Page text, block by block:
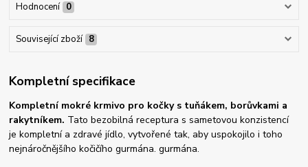
Hodnocení 0
Související zboží 8
Kompletní specifikace
Kompletní mokré krmivo pro kočky s tuňákem, borůvkami a
rakytníkem. Tato bezobilná receptura s sametovou konzistencí
je kompletní a zdravé jídlo, vytvořené tak, aby uspokojilo i toho
nejnáročnějšího kočičího gurmána. gurmána.